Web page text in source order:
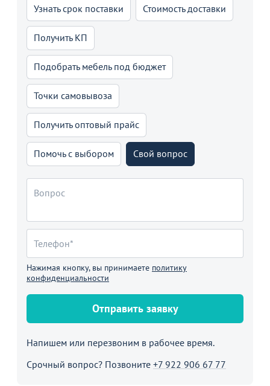
Узнать срок поставки Стоимость доставки
Получить КП
Подобрать мебель под бюджет
Точки самовывоза
Получить оптовый прайс
Помочь с выбором Свой вопрос
Нажимая кнопку, вы принимаете политику
конфиденциальности
Отправить заявку
Напишем или перезвоним в рабочее время.
Срочный вопрос? Позвоните +7 922 906 67 77